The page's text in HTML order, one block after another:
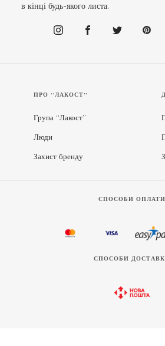
в кінці будь-якого листа.
ПРО “ЛАКОСТ”
Група “Лакост”
Люди
Захист бренду
СПОСОБИ ОПЛАТИ
СПОСОБИ